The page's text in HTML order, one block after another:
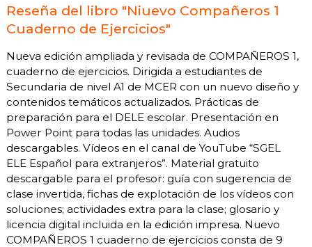
Reseña del libro "Niuevo Compañeros 1
Cuaderno de Ejercicios"
Nueva edición ampliada y revisada de COMPAÑEROS 1,
cuaderno de ejercicios. Dirigida a estudiantes de
Secundaria de nivel A1 de MCER con un nuevo diseño y
contenidos temáticos actualizados. Prácticas de
preparación para el DELE escolar. Presentación en
Power Point para todas las unidades. Audios
descargables. Vídeos en el canal de YouTube “SGEL
ELE Español para extranjeros”. Material gratuito
descargable para el profesor: guía con sugerencia de
clase invertida, fichas de explotación de los vídeos con
soluciones; actividades extra para la clase; glosario y
licencia digital incluida en la edición impresa. Nuevo
COMPAÑEROS 1 cuaderno de ejercicios consta de 9